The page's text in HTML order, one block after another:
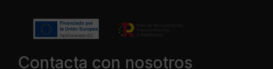
Contacta con nosotros